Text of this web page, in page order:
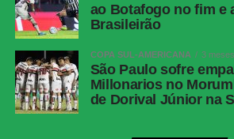
ao Botafogo no fim e
Brasileirão
COPA SUL-AMERICANA 3
São Paulo sofre
Millonarios no
de Dorival Júnior na